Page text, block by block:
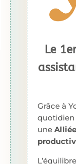
Le
Grâce à
quotidien
une